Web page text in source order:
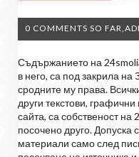
0 COMMENTS SO
Съдържанието на
в него, са под закрила на
сродните му права.
други текстови,
сайта, са собственост на
посочено друго. Допуска
материали само след